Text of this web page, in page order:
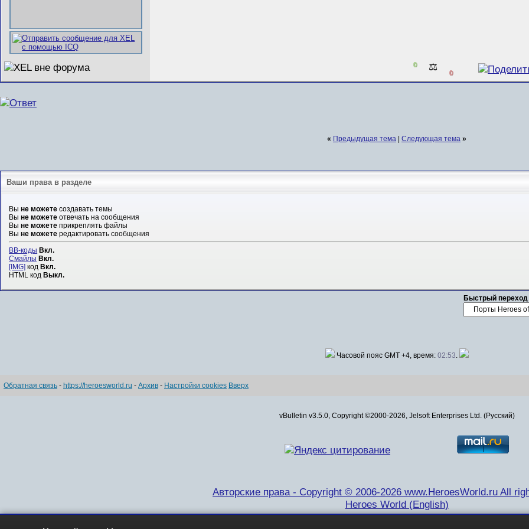
0 ⚖️ 0
« Предыдущая тема Следующая тема »
Ваши права в разделе
Выне можете создавать темы
Выне можете отвечать на сообщения
Выне можете прикреплять файлы
Выне можете редактировать сообщения
BB-коды Вкл.
Смайлы Вкл.
[IMG] кодВкл.
HTML кодВыкл.
Быстрый переход
Часовой пояс GMT +4, время: 02:53
Обратная связь - https://heroesworld.ru - Архив - Настройки cookies Вверх
vBulletin v3.5.0, Copyright ©2000-2026, Jelsoft Enterprises Ltd. (Русский)
Авторские права - Copyright © 2006-2026 www.HeroesWorld.ru All
Heroes World (English)